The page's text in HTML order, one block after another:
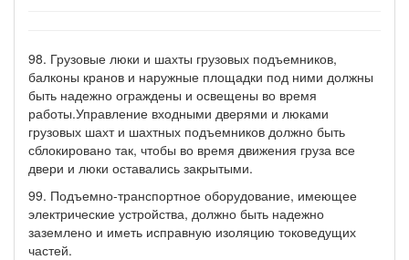
98. Грузовые люки и шахты грузовых подъемников,
балконы кранов и наружные площадки под ними должны
быть надежно ограждены и освещены во время
работы.Управление входными дверями и люками
грузовых шахт и шахтных подъемников должно быть
сблокировано так, чтобы во время движения груза все
двери и люки оставались закрытыми.
99. Подъемно-транспортное оборудование, имеющее
электрические устройства, должно быть надежно
заземлено и иметь исправную изоляцию токоведущих
частей.